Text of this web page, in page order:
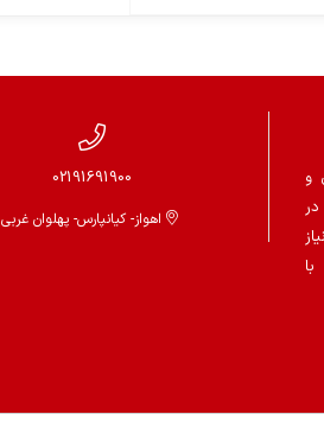
و
02191691900
اهواز- کیانپارس- پهلوان غربی